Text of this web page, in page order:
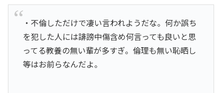
・不倫しただけで凄い言われようだな。何か誤ち
を犯した人には誹謗中傷含め何言っても良いと思
ってる教養の無い輩が多すぎ。倫理も無い恥晒し
等はお前らなんだよ。